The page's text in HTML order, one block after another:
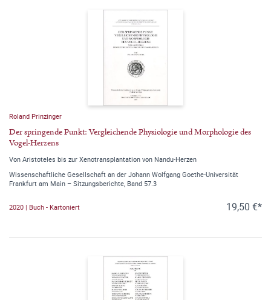
Roland Prinzinger
Der springende Punkt: Vergleichende Physiologie und Morphologie des
Vogel-Herzens
Von Aristoteles bis zur Xenotransplantation von Nandu-Herzen
Wissenschaftliche Gesellschaft an der Johann Wolfgang Goethe-Universität
Frankfurt am Main – Sitzungsberichte, Band 57.3
2020 | Buch - Kartoniert 19,50 €*